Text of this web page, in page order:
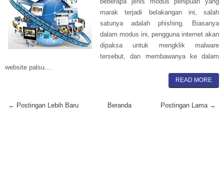
marak terjadi belakangan ini, salah
satunya adalah phishing. Biasanya
dalam modus ini, pengguna internet akan
dipaksa untuk mengklik malware
tersebut, dan membawanya ke dalam
website palsu....
READ MORE
← Postingan Lebih Baru Postingan Lama →
Beranda